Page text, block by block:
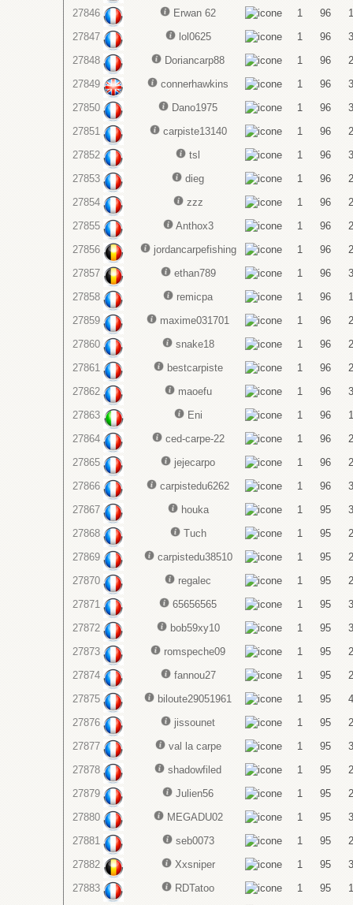
27846 Erwan 62 1 96
1
27847
lol0625 1 96
3
27848
Doriancarp88 1 96
2
27849
connerhawkins 1 96
3
27850
Dano1975 1 96
3
27851
carpiste13140 1 96
2
27852
tsl 1 96
3
27853
dieg 1 96
2
27854
zzz 1 96
2
27855
Anthox3 1 96
2
27856
jordancarpefishing 1 96
2
27857
ethan789 1 96
3
27858
remicpa 1 96
1
27859
maxime031701 1 96
2
27860
snake18 1 96
2
27861
bestcarpiste 1 96
2
27862
maoefu 1 96
3
27863
Eni 1 96
1
27864
ced-carpe-22 1 96
2
27865
jejecarpo 1 96
2
27866
carpistedu6262 1 96
3
27867
houka 1 95
3
27868
Tuch 1 95
2
27869
carpistedu38510 1 95
2
27870
regalec 1 95
2
27871
65656565 1 95
3
27872
bob59xy10 1 95
3
27873
romspeche09 1 95
2
27874
fannou27 1 95
2
27875
biloute29051961 1 95
4
27876
jissounet 1 95
2
27877
val la carpe 1 95
3
27878
shadowfiled 1 95
2
27879
Julien56 1 95
2
27880
MEGADU02 1 95
3
27881
seb0073 1 95
2
27882
Xxsniper 1 95
3
27883
RDTatoo 1 95
1